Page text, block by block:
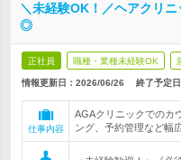
＼未経験OK！／ヘアクリ
◎
正社員 職種・業種未経験OK
情報更新日：2026/06/26 終了予定日
仕事内容
AGAクリニックでのカ
ング、予約管理など幅